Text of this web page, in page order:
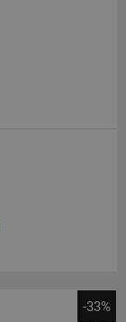
-33%